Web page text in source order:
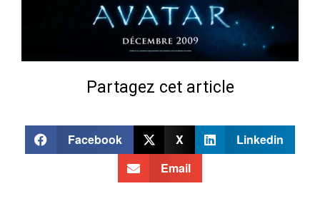
Partagez cet article
Facebook X
Linkedin
Email